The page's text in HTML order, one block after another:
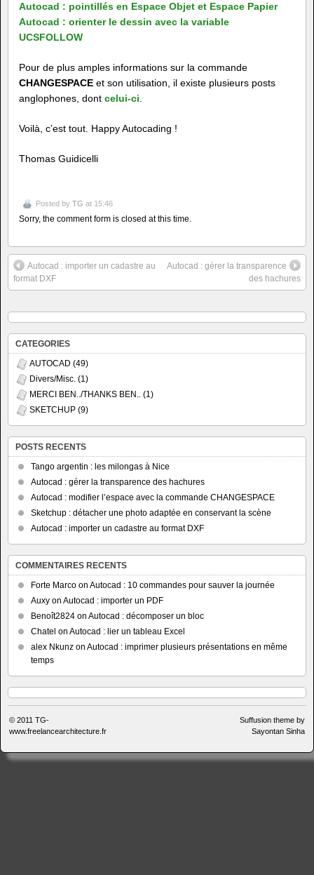
Autocad : pointillés en Espace Objet et Espace Papier
Autocad : orienter le dessin avec la variable
UCSFOLLOW
Pour de plus amples informations sur la commande
CHANGESPACE et son utilisation, il existe plusieurs posts
anglophones, dont celui-ci
Voilà, c’est tout. Happy Autocading !
Thomas Guidicelli
Posted by TG at 15:46
Sorry, the comment form is closed at this time.
Autocad : importer un cadastre au
format DXF
Autocad : gérer la transparence
des hachures
CATEGORIES
AUTOCAD (49)
Divers/Misc. (1)
MERCI BEN../THANKS BEN..
(1)
SKETCHUP (9)
POSTS RECENTS
Tango argentin : les milongas à Nice
Autocad : gérer la transparence des hachures
Autocad : modifier l’espace avec la commande CHANGESPACE
Sketchup : détacher une photo adaptée en conservant la scène
Autocad : importer un cadastre au format DXF
COMMENTAIRES RECENTS
Forte Marco on Autocad : 10 commandes pour sauver la journée
Auxy on Autocad : importer un PDF
Benoît2824 on Autocad : décomposer un bloc
Chatel on Autocad : lier un tableau Excel
alex Nkunz on Autocad : imprimer plusieurs présentations en même
temps
© 2011 TG-
www.freelancearchitecture.fr
Suffusion theme by
Sayontan Sinha